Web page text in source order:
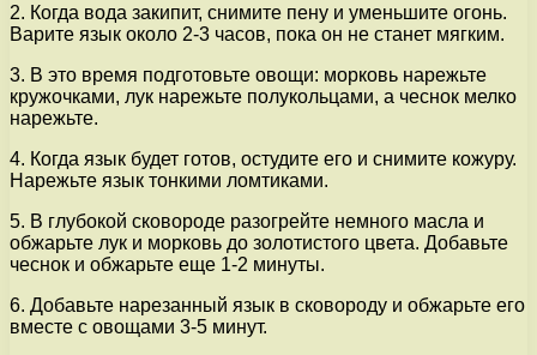
2. Когда вода закипит, снимите пену и уменьшите огонь.
Варите язык около 2-3 часов, пока он не станет мягким.
3. В это время подготовьте овощи: морковь нарежьте
кружочками, лук нарежьте полукольцами, а чеснок мелко
нарежьте.
4. Когда язык будет готов, остудите его и снимите кожуру.
Нарежьте язык тонкими ломтиками.
5. В глубокой сковороде разогрейте немного масла и
обжарьте лук и морковь до золотистого цвета. Добавьте
чеснок и обжарьте еще 1-2 минуты.
6. Добавьте нарезанный язык в сковороду и обжарьте его
вместе с овощами 3-5 минут.